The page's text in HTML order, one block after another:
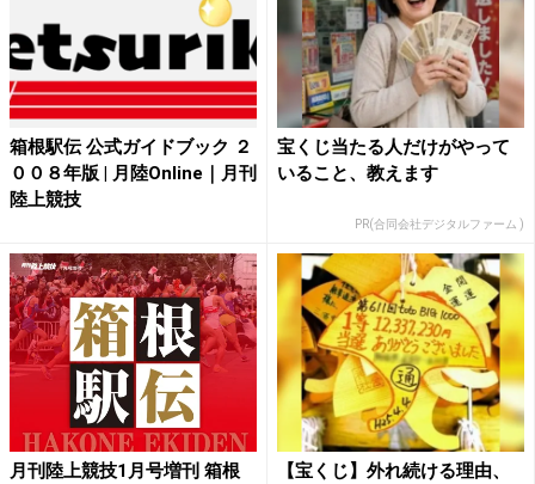
箱根駅伝 公式ガイドブック ２
００８年版 | 月陸Online｜月刊
陸上競技
宝くじ当たる人だけがやって
いること、教えます
PR(合同会社デジタルファーム )
月刊陸上競技1月号増刊 箱根
【宝くじ】外れ続ける理由、